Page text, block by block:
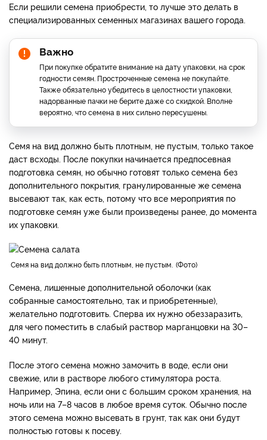
Если решили семена приобрести, то лучше это делать в
специализированных семенных магазинах вашего города.
Важно
При покупке обратите внимание на дату упаковки, на срок
годности семян. Простроченные семена не покупайте.
Также обязательно убедитесь в целостности упаковки,
надорванные пачки не берите даже со скидкой. Вполне
вероятно, что семена в них сильно пересушены.
Семя на вид должно быть плотным, не пустым, только такое
даст всходы. После покупки начинается предпосевная
подготовка семян, но обычно готовят только семена без
дополнительного покрытия, гранулированные же семена
высевают так, как есть, потому что все мероприятия по
подготовке семян уже были произведены ранее, до момента
их упаковки.
Семя на вид должно быть плотным, не пустым. Фото
Семена, лишенные дополнительной оболочки (как
собранные самостоятельно, так и приобретенные),
желательно подготовить. Сперва их нужно обеззаразить,
для чего поместить в слабый раствор марганцовки на 30–
40 минут.
После этого семена можно замочить в воде, если они
свежие, или в растворе любого стимулятора роста.
Например, Эпина, если они с большим сроком хранения, на
ночь или на 7–8 часов в любое время суток. Обычно после
этого семена можно высевать в грунт, так как они будут
полностью готовы к посеву.